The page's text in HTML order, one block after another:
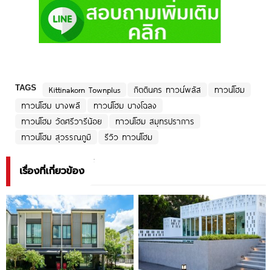
TAGS Kittinakorn Townplus กิตตินคร ทาวน์พลัส
ทาวน์โฮม
ทาวน์โฮม บางพลี
ทาวน์โฮม บางโฉลง
ทาวน์โฮม วัดศรีวารีน้อย
ทาวน์โฮม สมุทรปราการ
ทาวน์โฮม สุวรรณภูมิ
รีวิว ทาวน์โฮม
เรื่องที่เกี่ยวข้อง